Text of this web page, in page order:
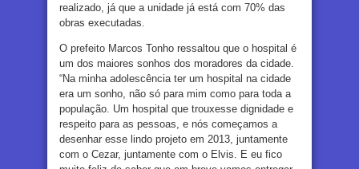
realizado, já que a unidade já está com 70% das
obras executadas.
O prefeito Marcos Tonho ressaltou que o hospital é
um dos maiores sonhos dos moradores da cidade.
“Na minha adolescência ter um hospital na cidade
era um sonho, não só para mim como para toda a
população. Um hospital que trouxesse dignidade e
respeito para as pessoas, e nós começamos a
desenhar esse lindo projeto em 2013, juntamente
com o Cezar, juntamente com o Elvis. E eu fico